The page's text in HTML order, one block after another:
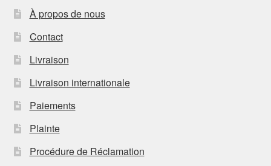
À propos de nous
Contact
Livraison
Livraison internationale
Paiements
Plainte
Procédure de Réclamation